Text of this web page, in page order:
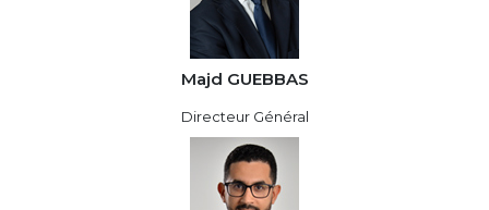
Majd GUEBBAS
Directeur Général